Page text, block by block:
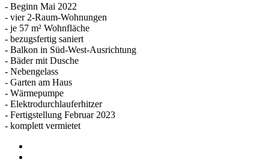
- Beginn Mai 2022
- vier 2-Raum-Wohnungen
- je 57 m² Wohnfläche
- bezugsfertig saniert
- Balkon in Süd-West-Ausrichtung
- Bäder mit Dusche
- Nebengelass
- Garten am Haus
- Wärmepumpe
- Elektrodurchlauferhitzer
- Fertigstellung Februar 2023
- komplett vermietet